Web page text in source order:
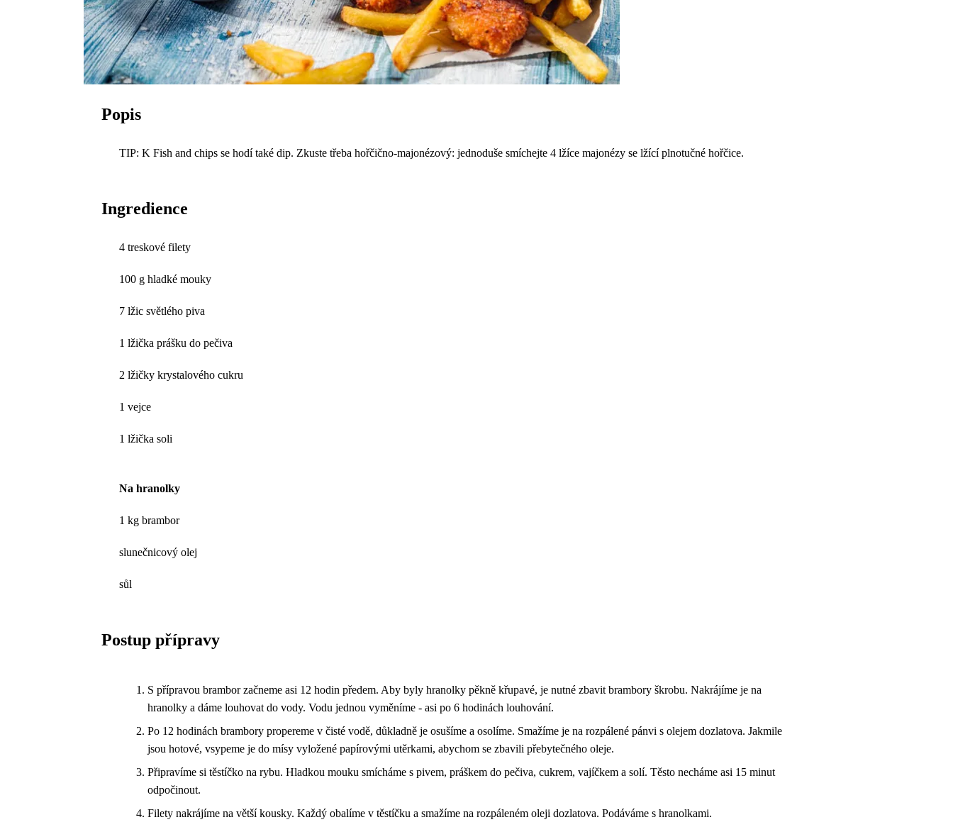
Popis
TIP: K Fish and chips se hodí také dip. Zkuste třeba hořčično-majonézový: jednoduše smíchejte 4 lžíce majonézy se lžící plnotučné hořčice.
Ingredience
4 treskové filety
100 g hladké mouky
7 lžic světlého piva
1 lžička prášku do pečiva
2 lžičky krystalového cukru
1 vejce
1 lžička soli
Na hranolky
1 kg brambor
slunečnicový olej
sůl
Postup přípravy
S přípravou brambor začneme asi 12 hodin předem. Aby byly hranolky pěkně křupavé, je nutné zbavit brambory škrobu. Nakrájíme je na
hranolky a dáme louhovat do vody. Vodu jednou vyměníme - asi po 6 hodinách louhování.
Po 12 hodinách brambory propereme v čisté vodě, důkladně je osušíme a osolíme. Smažíme je na rozpálené pánvi s olejem dozlatova. Jakmile
jsou hotové, vsypeme je do mísy vyložené papírovými utěrkami, abychom se zbavili přebytečného oleje.
Připravíme si těstíčko na rybu. Hladkou mouku smícháme s pivem, práškem do pečiva, cukrem, vajíčkem a solí. Těsto necháme asi 15 minut
odpočinout.
Filety nakrájíme na větší kousky. Každý obalíme v těstíčku a smažíme na rozpáleném oleji dozlatova. Podáváme s hranolkami.